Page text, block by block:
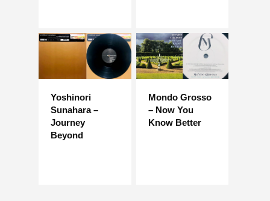
Yoshinori
Sunahara –
Journey
Beyond
Mondo Grosso
– Now You
Know Better